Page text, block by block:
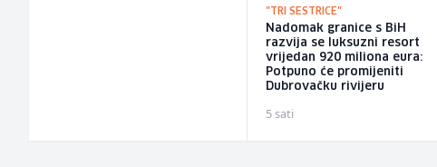
"TRI SESTRICE"
Nadomak granice s BiH
razvija se luksuzni resort
vrijedan 920 miliona eura:
Potpuno će promijeniti
Dubrovačku rivijeru
5 sati